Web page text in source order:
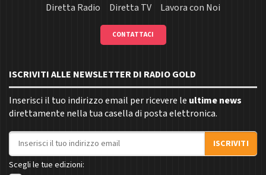
Diretta Radio
Diretta TV Lavora con Noi
CONTATTACI
ISCRIVITI ALLE NEWSLETTER DI RADIO GOLD
Inserisci il tuo indirizzo email per ricevere le ultime news
direttamente nella tua casella di posta elettronica.
Indirizzo email
ISCRIVITI
Scegli le tue edizioni: